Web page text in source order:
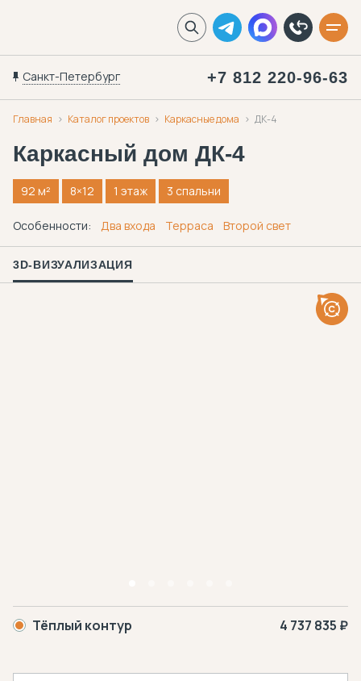
Санкт-Петербург +7 812 220-96-63
Главная Каталог проектов Каркасные дома ДК-4
Каркасный дом ДК-4
92 м² 8×12 1 этаж 3 спальни
Особенности: Два входа Терраса Второй свет
3D-ВИЗУАЛИЗАЦИЯ
Тёплый контур 4 737 835 ₽